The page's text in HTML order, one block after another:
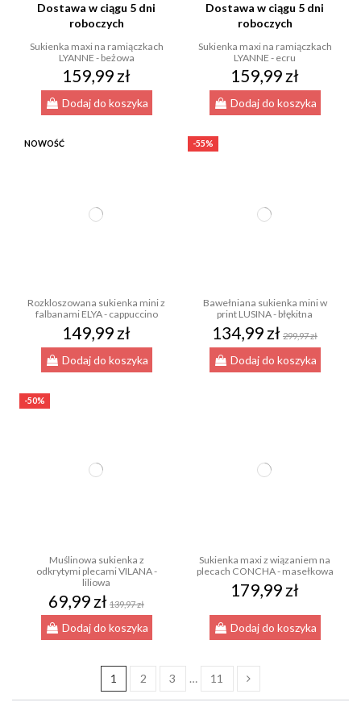
Dostawa w ciągu 5 dni
roboczych
Sukienka maxi na ramiączkach
LYANNE - beżowa
159,99 zł
Dodaj do koszyka
Dostawa w ciągu 5 dni
roboczych
Sukienka maxi na ramiączkach
LYANNE - ecru
159,99 zł
Dodaj do koszyka
NOWOŚĆ
Rozkloszowana sukienka mini z
falbanami ELYA - cappuccino
149,99 zł
Dodaj do koszyka
-55%
Bawełniana sukienka mini w
print LUSINA - błękitna
134,99 zł 299,97 zł
Dodaj do koszyka
-50%
Muślinowa sukienka z
odkrytymi plecami VILANA -
liliowa
69,99 zł 139,97 zł
Dodaj do koszyka
Sukienka maxi z wiązaniem na
plecach CONCHA - masełkowa
179,99 zł
Dodaj do koszyka
1 2 3 … 11